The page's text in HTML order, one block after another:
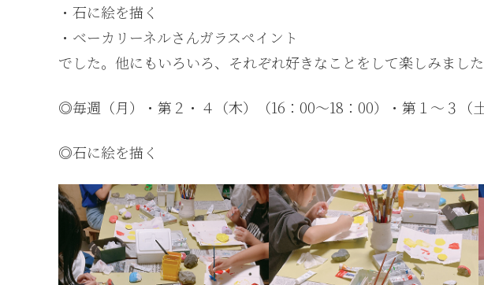
・石に絵を描く
・ベーカリーネルさんガラスペイント
でした。他にもいろいろ、それぞれ好きなことをして楽しみました
◎毎週（月）・第２・４（木）（16：00〜18：00）・第１〜３（土
◎石に絵を描く